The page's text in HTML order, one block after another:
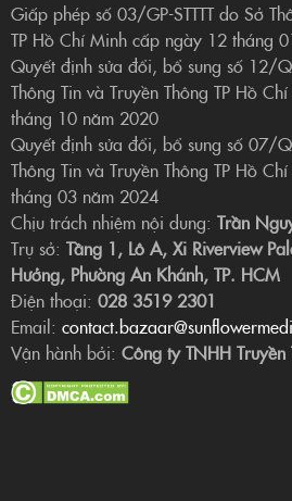
Giấp phép số 03/GP-STTTT do Sở
TP Hồ Chí Minh cấp ngày 12 tháng
Quyết định sửa đổi, bổ sung số 12/
Thông Tin và Truyền Thông TP Hồ
tháng 10 năm 2020
Quyết định sửa đổi, bổ sung số 07/
Thông Tin và Truyền Thông TP Hồ
tháng 03 năm 2024
Chịu trách nhiệm nội dung: Trần
Trụ sở: Tầng 1, Lô A, Xi Riverview
Hưởng, Phường An Khánh, TP. HCM
Điện thoại: 028 3519 2301
Email:
Vận hành bởi: Công ty TNHH